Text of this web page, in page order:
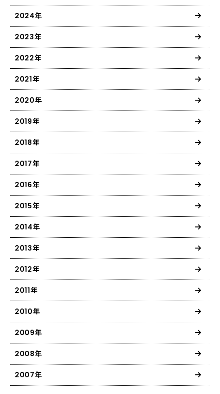
2024年
2023年
2022年
2021年
2020年
2019年
2018年
2017年
2016年
2015年
2014年
2013年
2012年
2011年
2010年
2009年
2008年
2007年